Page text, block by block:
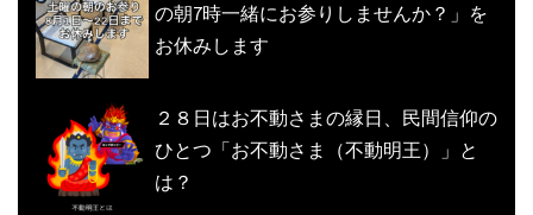
の朝7時一緒にお参りしませんか？」を
お休みします
２８日はお不動さまの縁日、民間信仰の
ひとつ「お不動さま（不動明王）」と
は？